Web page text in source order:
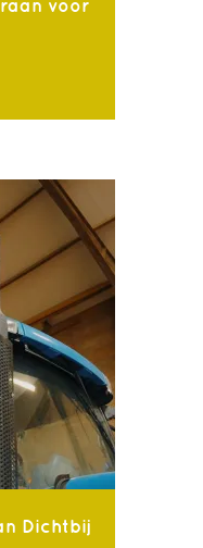
voor
Dichtbij